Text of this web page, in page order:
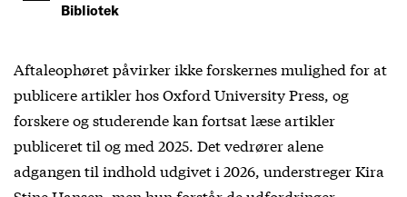
Bibliotek
Aftaleophøret påvirker ikke forskernes mulighed for at
publicere artikler hos Oxford University Press, og
forskere og studerende kan fortsat læse artikler
publiceret til og med 2025. Det vedrører alene
adgangen til indhold udgivet i 2026, understreger Kira